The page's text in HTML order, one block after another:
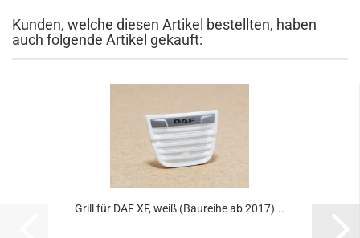
Kunden, welche diesen Artikel bestellten, haben
auch folgende Artikel gekauft:
Grill für DAF XF, weiß (Baureihe ab 2017)...